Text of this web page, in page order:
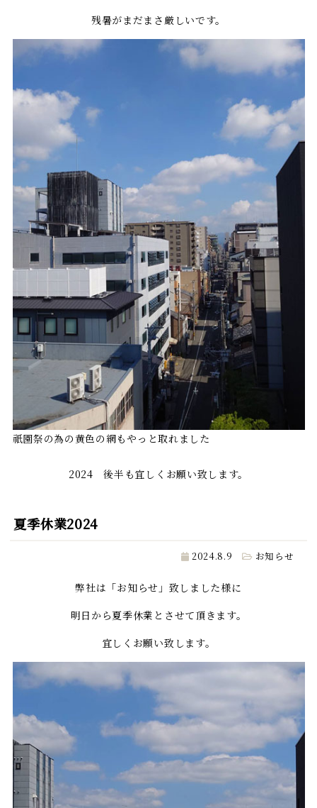
残暑がまだまさ厳しいです。
祇園祭の為の黄色の網もやっと取れました
2024 後半も宜しくお願い致します。
夏季休業2024
2024.8.9 お知らせ
弊社は「お知らせ」致しました様に
明日から夏季休業とさせて頂きます。
宜しくお願い致します。